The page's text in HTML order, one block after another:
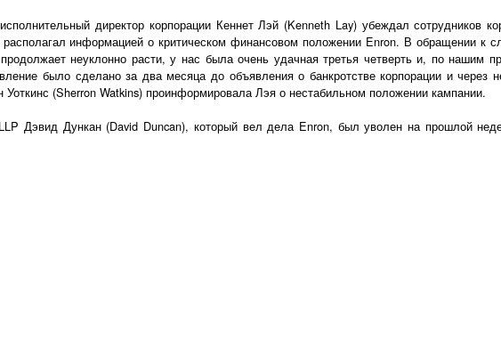
директор корпорации Кеннет Лэй (Kenneth Lay) убеждал сотрудников
информацией о критическом финансовом положении Enron. В обращении к
неуклонно расти, у нас была очень удачная третья четверть и, по нашим
было сделано за два месяца до объявления о банкротстве корпорации и через
(Sherron Watkins) проинформировала Лэя о нестабильном положении кампании.
Дэвид Дункан (David Duncan), который вел дела Enron, был уволен на прошлой